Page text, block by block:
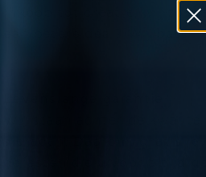
inkoop tot creatie, wij
een betere deal? Wij
Wij staan achter de
sieraden. Daarom: gratis
defecten die u voor altijd